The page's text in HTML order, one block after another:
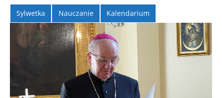
Sylwetka Nauczanie Kalendarium